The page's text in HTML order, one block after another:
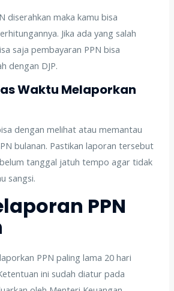
diserahkan maka kamu bisa
Jika ada yang salah
saja pembayaran PPN bisa
dengan DJP.
Waktu Melaporkan
dengan melihat atau memantau
bulanan. Pastikan laporan tersebut
tanggal jatuh tempo agar tidak
sangsi.
PPN
PPN paling lama 20 hari
ini sudah diatur pada